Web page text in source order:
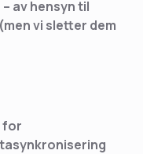
av hensyn til
vi sletter dem
for